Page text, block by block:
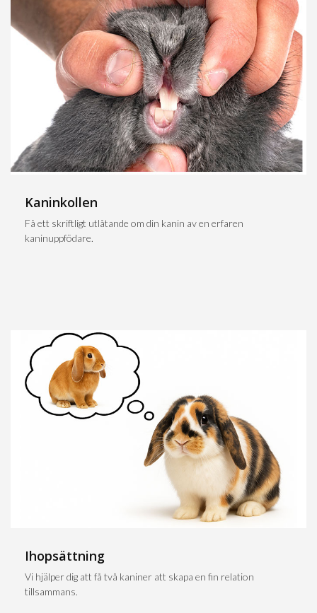
Kaninkollen
Få ett skriftligt utlåtande om din kanin av en erfaren
kaninuppfödare.
Ihopsättning
Vi hjälper dig att få två kaniner att skapa en fin relation
tillsammans.